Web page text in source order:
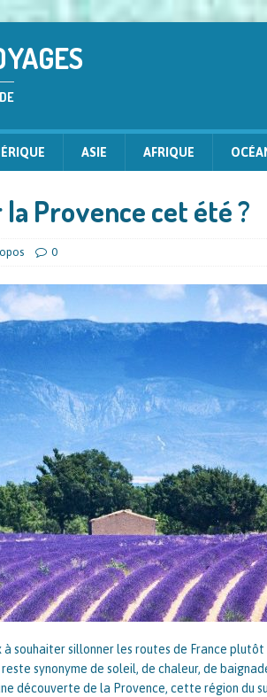
ASIE AFRIQUE
Provence cet été ?
0
souhaiter sillonner les routes de France
synonyme de soleil, de chaleur, de
découverte de la Provence, cette région du